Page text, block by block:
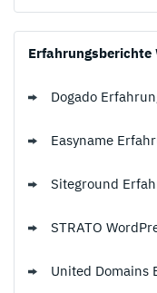
Erfahrungsberichte
Dogado
Easyname
Siteground
STRATO
United Domains